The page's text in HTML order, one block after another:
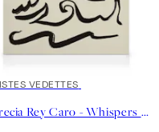
VEDETTES
Lucrecia Rey Caro - Whispers of the Sea Toile